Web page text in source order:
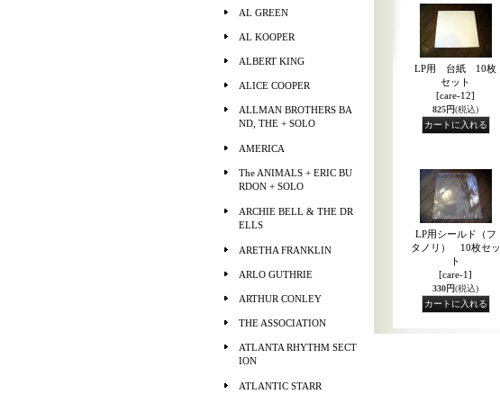
AL GREEN
AL KOOPER
ALBERT KING
ALICE COOPER
ALLMAN BROTHERS BA
ND, THE + SOLO
AMERICA
The ANIMALS + ERIC BU
RDON + SOLO
ARCHIE BELL & THE DR
ELLS
ARETHA FRANKLIN
ARLO GUTHRIE
ARTHUR CONLEY
THE ASSOCIATION
ATLANTA RHYTHM SECT
ION
ATLANTIC STARR
LP用 台紙 10枚
セット
[care-12]
825円(税込)
LP用シールド（フ
タノリ） 10枚セッ
ト
[care-1]
330円(税込)